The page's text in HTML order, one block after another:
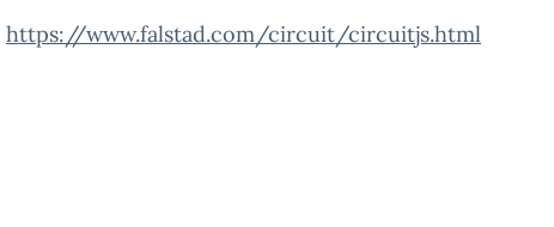
https://www.falstad.com/circuit/circuitjs.html